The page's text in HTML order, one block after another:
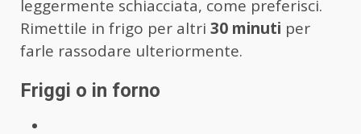
leggermente schiacciata, come preferisci.
Rimettile in frigo per altri 30 minuti per
farle rassodare ulteriormente.
Friggi o in forno